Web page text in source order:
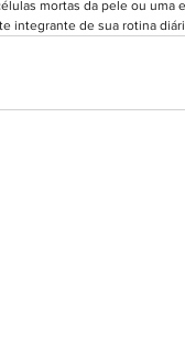
mortas da pele ou uma
integrante de sua rotina